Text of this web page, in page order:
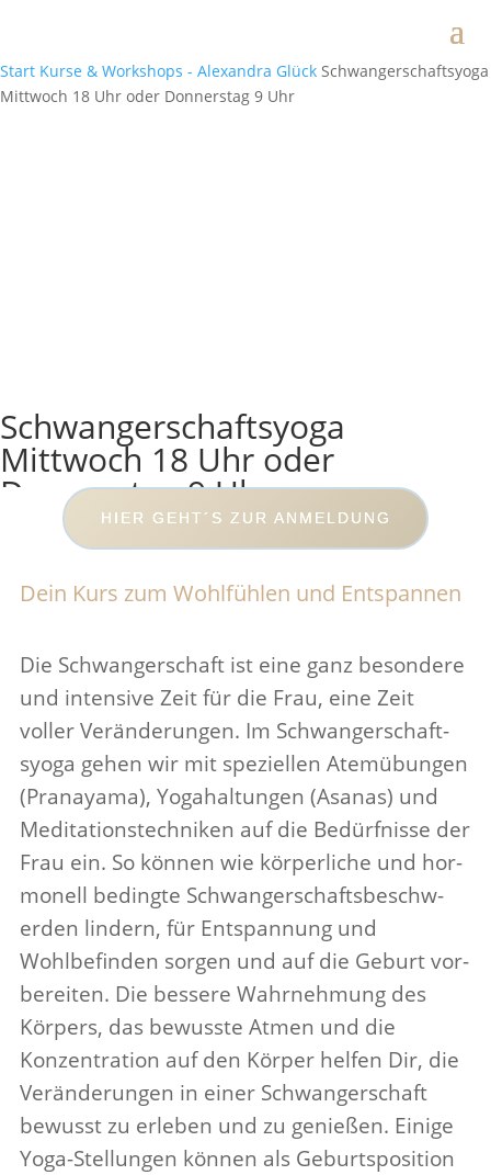
Start Kurse & Workshops - Alexandra Glück Schwangerschaftsyoga
Mittwoch 18 Uhr oder Donnerstag 9 Uhr
Schwangerschaftsyoga
Mittwoch 18 Uhr oder
Donnerstag 9 Uhr
HIER GEHT´S ZUR ANMELDUNG
Dein Kurs zum Wohlfühlen und Entspannen
Die Schwanger­schaft ist eine ganz beson­dere
und inten­sive Zeit für die Frau, eine Zeit
voller Verän­derungen. Im Schwanger­schaft­
syoga gehen wir mit speziellen Atemübungen
(Pranayama), Yoga­hal­tungen (Asanas) und
Med­i­ta­tion­stech­niken auf die Bedürfnisse der
Frau ein. So können wie kör­per­liche und hor­
monell bed­ingte Schwanger­schafts­beschw­
erden lin­dern, für Entspan­nung und
Wohlbefinden sorgen und auf die Geburt vor­
bere­iten. Die bessere Wahrnehmung des
Kör­pers, das bewusste Atmen und die
Konzen­tra­tion auf den Körper helfen Dir, die
Verän­derungen in einer Schwanger­schaft
bewusst zu erleben und zu genießen. Einige
Yoga-Stel­lungen können als Geburt­spo­si­tion